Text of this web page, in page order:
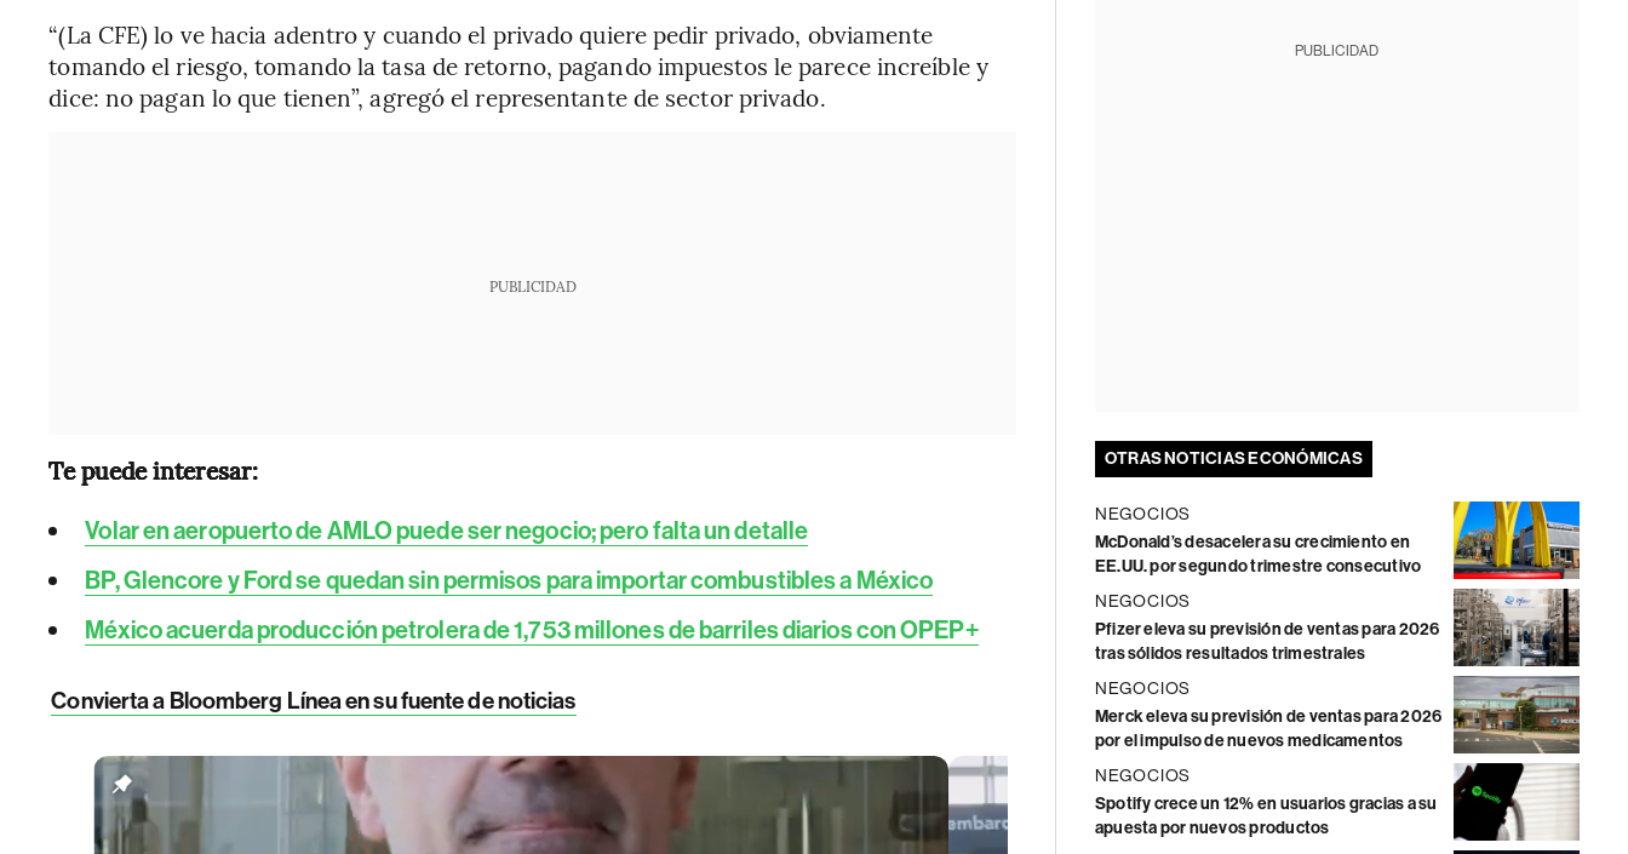
“(La CFE) lo ve hacia adentro y cuando el privado quiere pedir privado, obviamente
tomando el riesgo, tomando la tasa de retorno, pagando impuestos le parece increíble y
dice: no pagan lo que tienen”, agregó el representante de sector privado.
PUBLICIDAD
Te puede interesar:
Volar en aeropuerto de AMLO puede ser negocio; pero falta un detalle
BP, Glencore y Ford se quedan sin permisos para importar combustibles a México
México acuerda producción petrolera de 1,753 millones de barriles diarios con OPEP+
Convierta a Bloomberg Línea en su fuente de noticias
PUBLICIDAD
OTRAS NOTICIAS ECONÓMICAS
NEGOCIOS
McDonald’s desacelera su crecimiento en
EE.UU. por segundo trimestre consecutivo
NEGOCIOS
Pfizer eleva su previsión de ventas para 2026
tras sólidos resultados trimestrales
NEGOCIOS
Merck eleva su previsión de ventas para 2026
por el impulso de nuevos medicamentos
NEGOCIOS
Spotify crece un 12% en usuarios gracias a su
apuesta por nuevos productos